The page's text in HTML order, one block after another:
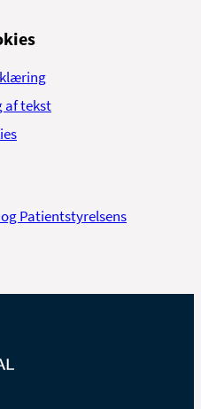
af tekst
Patientstyrelsens